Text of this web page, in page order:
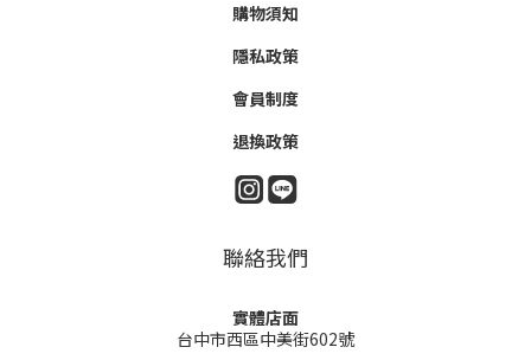
購物須知
隱私政策
會員制度
退換政策
聯絡我們
實體店面
台中市西區中美街602號